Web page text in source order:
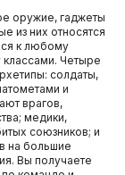
оружие, гаджеты
из них относятся
к любому
классами. Четыре
солдаты,
и
врагов,
медики,
союзников; и
на большие
Вы получаете